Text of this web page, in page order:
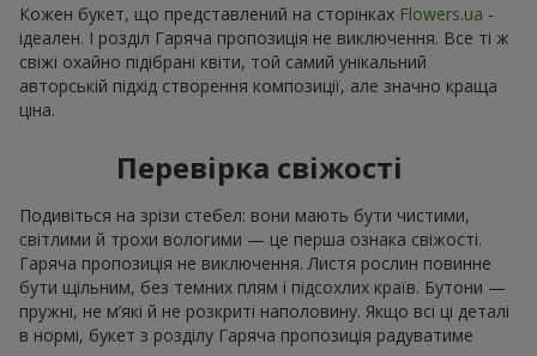
Кожен букет, що представлений на сторінках Flowers.ua -
ідеален. І розділ Гаряча пропозиція не виключення. Все ті ж
свіжі охайно підібрані квіти, той самий унікальний
авторській підхід створення композиції, але значно краща
ціна.
Перевірка свіжості
Подивіться на зрізи стебел: вони мають бути чистими,
світлими й трохи вологими — це перша ознака свіжості.
Гаряча пропозиція не виключення. Листя рослин повинне
бути щільним, без темних плям і підсохлих країв. Бутони —
пружні, не м’які й не розкриті наполовину. Якщо всі ці деталі
в нормі, букет з розділу Гаряча пропозиція радуватиме